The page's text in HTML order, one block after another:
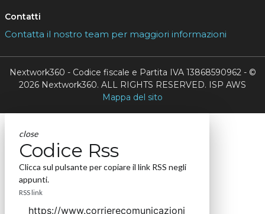
Contatti
Contatta il nostro team per maggiori informazioni
Nextwork360 - Codice fiscale e Partita IVA 13868590962 - ©
2026 Nextwork360. ALL RIGHTS RESERVED. ISP AWS
Mappa del sito
close
Codice Rss
Clicca sul pulsante per copiare il link RSS negli
appunti.
RSS link